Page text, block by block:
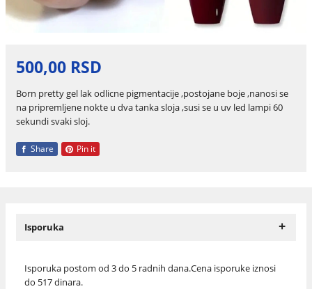
500,00 RSD
Born pretty gel lak odlicne pigmentacije ,postojane boje ,nanosi se
na pripremljene nokte u dva tanka sloja ,susi se u uv led lampi 60
sekundi svaki sloj.
Share Pin it
Isporuka +
Isporuka postom od 3 do 5 radnih dana.Cena isporuke iznosi
do 517 dinara.